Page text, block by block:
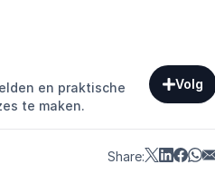
en praktische
te maken.
Volg
Share: